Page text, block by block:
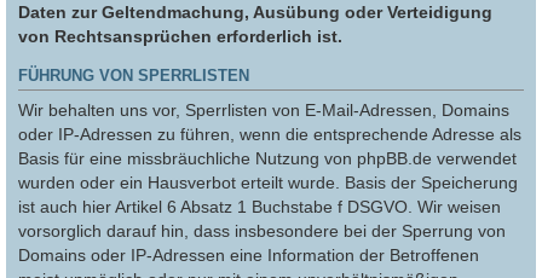
Daten zur Geltendmachung, Ausübung oder Verteidigung
von Rechtsansprüchen erforderlich ist.
FÜHRUNG VON SPERRLISTEN
Wir behalten uns vor, Sperrlisten von E-Mail-Adressen, Domains
oder IP-Adressen zu führen, wenn die entsprechende Adresse als
Basis für eine missbräuchliche Nutzung von phpBB.de verwendet
wurden oder ein Hausverbot erteilt wurde. Basis der Speicherung
ist auch hier Artikel 6 Absatz 1 Buchstabe f DSGVO. Wir weisen
vorsorglich darauf hin, dass insbesondere bei der Sperrung von
Domains oder IP-Adressen eine Information der Betroffenen